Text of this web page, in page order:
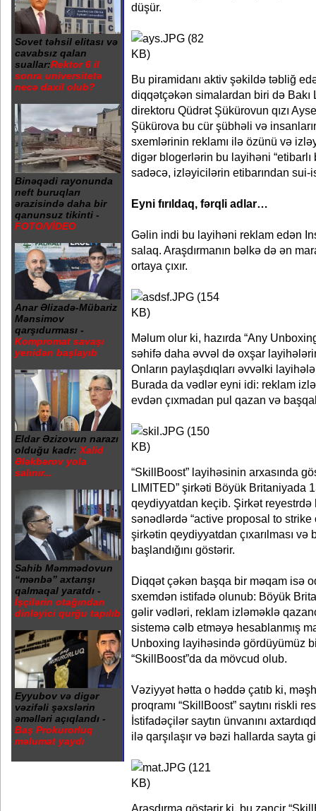
Sovet təhsil elitası və
cavabsız qalan
suallar:Rektor 6 il
sonra universitetə
necə daxil olub?
Binəqədi rayonunda
neft buruqları
ərazisində daha bir
qanunsuz tikinti -
FOTO/VİDEO
Anar Əlizadə-Mübariz
Mənsimov
qarşıdurması -
Kompromat savaşı
yenidən başlayıb
Eldar Əzizovun narazı
olduğu kadr: Xalid
Ələkbərov yola
salınır...
Sahib Məmmədovun
“mənbə” axtarışı
qalmaqal yaratdı -
İşçilərin otağından
dinləyici qurğu tapılıb
Eyyubov və digər
vəzifəli şəxslərin
əməlləri açıqlandı -
Baş Prokurorluq
məlumat yaydı
düşür.
Bu piramidanı aktiv şəkildə təbliğ
diqqətçəkən simalardan biri də Bakı
direktoru Qüdrət Şükürovun qızı
Şükürova bu cür şübhəli və
sxemlərinin reklamı ilə özünü və
digər blogerlərin bu layihəni
sadəcə, izləyicilərin etibarından sui-
Eyni fırıldaq, fərqli adlar…
Gəlin indi bu layihəni reklam edən
salaq. Araşdırmanın bəlkə də ən
ortaya çıxır.
Məlum olur ki, hazırda “Any
səhifə daha əvvəl də oxşar
Onların paylaşdıqları əvvəlki
Burada da vədlər eyni idi: reklam
evdən çıxmadan pul qazan və
“SkillBoost” layihəsinin arxasında
LIMITED” şirkəti Böyük Britaniyada
qeydiyyatdan keçib. Şirkət
sənədlərdə “active proposal to
şirkətin qeydiyyatdan çıxarılması və
başlandığını göstərir.
Diqqət çəkən başqa bir məqam isə
sxemdən istifadə olunub: Böyük
gəlir vədləri, reklam izləməklə
sistemə cəlb etməyə hesablanmış
Unboxing layihəsində gördüyümüz
“SkillBoost”da da mövcud olub.
Vəziyyət hətta o həddə çatıb ki,
proqramı “SkillBoost” saytını riskli
İstifadəçilər saytın ünvanını
ilə qarşılaşır və bəzi hallarda sayta
Araşdırma göstərir ki, bu zəncir